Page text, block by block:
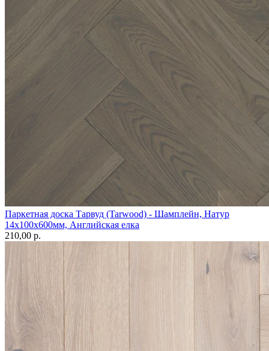
Паркетная доска Тарвуд (Tarwood) - Шамплейн, Натур
14х100х600мм, Английская елка
210,00 p.